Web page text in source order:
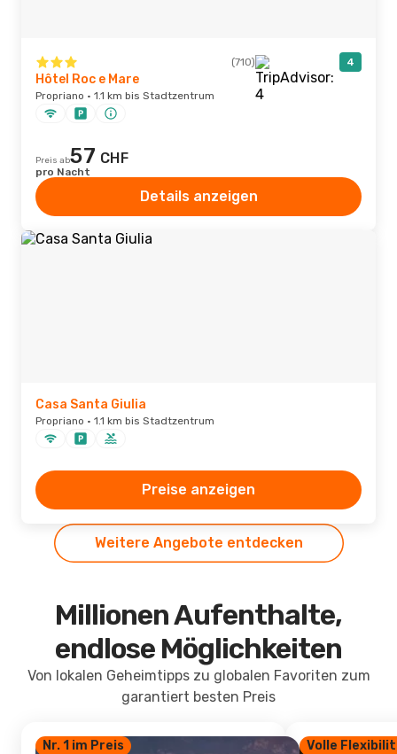
(710) 4
Hôtel Roc e Mare
Propriano · 1.1 km bis Stadtzentrum
Preis ab57 CHF
pro Nacht
Details anzeigen
Casa Santa Giulia
Propriano · 1.1 km bis Stadtzentrum
Preise anzeigen
Weitere Angebote entdecken
Millionen Aufenthalte,
endlose Möglichkeiten
Von lokalen Geheimtipps zu globalen Favoriten zum
garantiert besten Preis
Nr. 1 im Preis Volle